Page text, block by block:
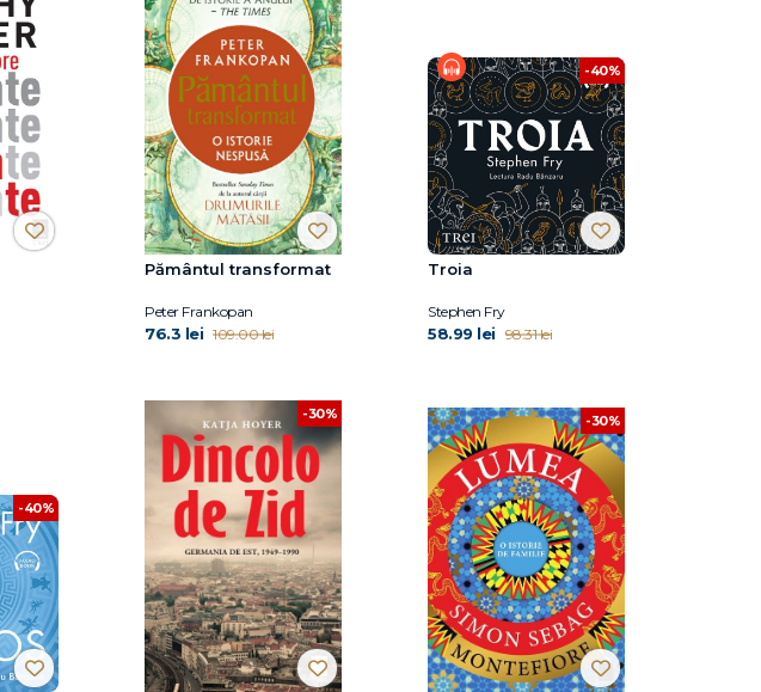
Pământul transformat
Peter Frankopan
76.3 lei 109.00 lei
-40%
Troia
Stephen Fry
58.99 lei 98.31 lei
-40%
-30% -30%